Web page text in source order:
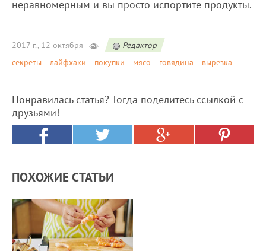
неравномерным и вы просто испортите продукты.
2017 г., 12 октября
Редактор
секреты
лайфхаки покупки мясо говядина вырезка
Понравилась статья? Тогда поделитесь ссылкой с
друзьями!
ПОХОЖИЕ СТАТЬИ